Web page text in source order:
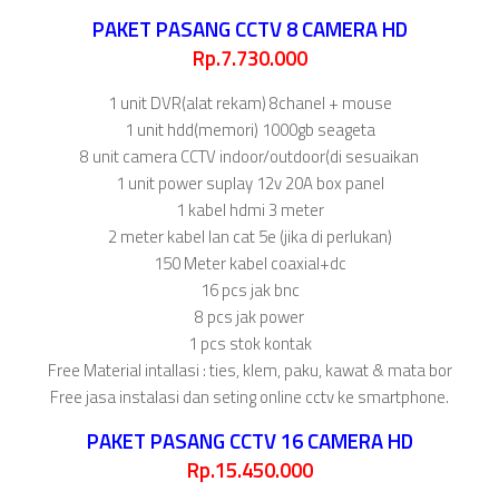
PAKET PASANG CCTV 8 CAMERA HD
Rp.7.730.000
1 unit DVR(alat rekam) 8chanel + mouse
1 unit hdd(memori) 1000gb seageta
8 unit camera CCTV indoor/outdoor(di sesuaikan
1 unit power suplay 12v 20A box panel
1 kabel hdmi 3 meter
2 meter kabel lan cat 5e (jika di perlukan)
150 Meter kabel coaxial+dc
16 pcs jak bnc
8 pcs jak power
1 pcs stok kontak
Free Material intallasi : ties, klem, paku, kawat & mata bor
Free jasa instalasi dan seting online cctv ke smartphone.
PAKET PASANG CCTV 16 CAMERA HD
Rp.15.450.000